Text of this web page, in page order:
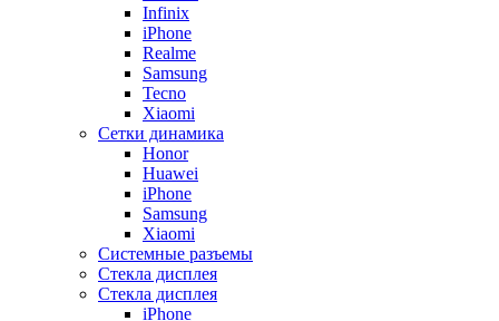
Infinix
iPhone
Realme
Samsung
Tecno
Xiaomi
Сетки динамика
Honor
Huawei
iPhone
Samsung
Xiaomi
Системные разъемы
Стекла дисплея
Стекла дисплея
iPhone